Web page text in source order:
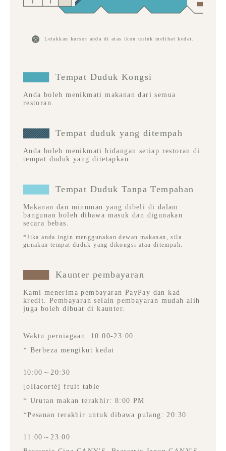
Letakkan kursor anda di atas ikon untuk melihat kedai.
Tempat Duduk Kongsi
Anda boleh menikmati makanan dari semua
restoran.
Tempat duduk yang ditempah
Anda boleh menikmati hidangan setiap restoran di
tempat duduk yang ditetapkan.
Tempat Duduk Tanpa Tempahan
Makanan dan minuman yang dibeli di dalam
bangunan boleh dibawa masuk dan digunakan
secara bebas.
*Jika anda ingin menggunakan dewan makanan, sila
gunakan tempat duduk yang dikongsi atau ditempah.
Kaunter pembayaran
Kami menerima pembayaran PayPay dan kad
kredit. Pembayaran selain pembayaran mudah alih
juga boleh dibuat di kaunter.
Waktu perniagaan: 10:00-23:00
* Berbeza mengikut kedai
10:00～20:30
[oHacorté] fruit table
* Urutan makan terakhir: 8:00 PM
*Pesanan terakhir untuk dibawa pulang: 20:30
11:00～23:00